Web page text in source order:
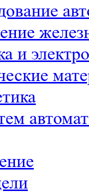
и